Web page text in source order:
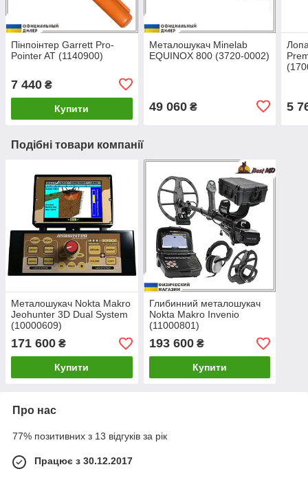
Пінпоінтер Garrett Pro-
Pointer AT (1140900)
7 440 ₴
Купити
Металошукач Minelab
EQUINOX 800 (3720-0002)
49 060₴ 5
Подібні товари компанії
Металошукач Nokta Makro
Jeohunter 3D Dual System
(10000609)
171 600 ₴
Купити
Глибинний металошукач
Nokta Makro Invenio
(11000801)
193 600₴
Купити
Про нас
77% позитивних з 13 відгуків за рік
Працює з 30.12.2017